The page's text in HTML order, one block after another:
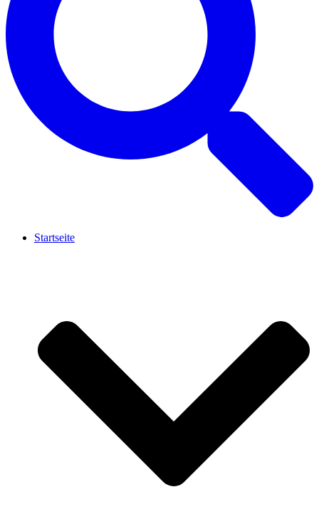
Startseite